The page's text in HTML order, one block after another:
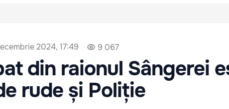
2024, 17:49 9 067
din raionul Sângerei
rude și Poliție